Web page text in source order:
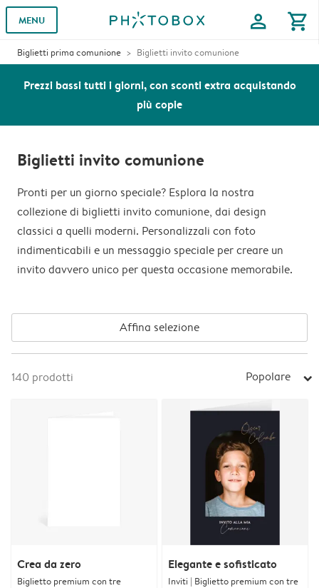
MENU profile shopping_cart
Biglietti prima comunione Biglietti invito comunione
Prezzi bassi tutti i giorni, con sconti extra acquistando
più copie
Biglietti invito comunione
Pronti per un giorno speciale? Esplora la nostra
collezione di biglietti invito comunione, dai design
classici a quelli moderni. Personalizzali con foto
indimenticabili e un messaggio speciale per creare un
invito davvero unico per questa occasione memorabile.
Affina selezione
140 prodotti Popolare arrow_right
Crea da zero
Biglietto premium con tre
Elegante e sofisticato
Inviti | Biglietto premium con tre